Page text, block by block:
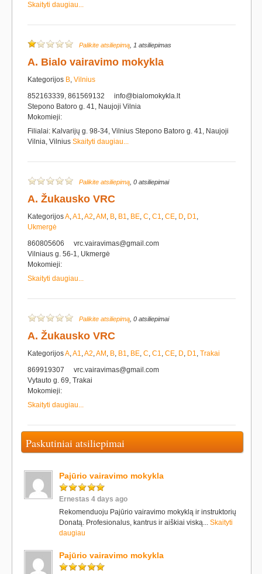
Skaityti daugiau...
Palikite atsiliepimą , 1 atsiliepimas
A. Bialo vairavimo mokykla
Kategorijos B, Vilnius
852163339, 861569132
info@bialomokykla.lt
Stepono Batoro g. 41, Naujoji Vilnia
Mokomieji:
Filialai: Kalvarijų g. 98-34, Vilnius Stepono Batoro g. 41, Naujoji
Vilnia, Vilnius Skaityti daugiau...
Palikite atsiliepimą , 0 atsiliepimai
A. Žukausko VRC
KategorijosA,A1,A2,AM , B, B1, BE, C, C1, CE, D, D1,
Ukmergė
860805606
vrc.vairavimas@gmail.com
Vilniaus g. 56-1, Ukmergė
Mokomieji:
Skaityti daugiau...
Palikite atsiliepimą , 0 atsiliepimai
A. Žukausko VRC
KategorijosA,A1,A2,AM , B, B1, BE, C, C1, CE, D, D1, Trakai
869919307
vrc.vairavimas@gmail.com
Vytauto g. 69, Trakai
Mokomieji:
Skaityti daugiau...
Paskutiniai atsiliepimai
Pajūrio vairavimo mokykla
Ernestas 4 days ago
Rekomenduoju Pajūrio vairavimo mokyklą ir instruktorių
Donatą. Profesionalus, kantrus ir aiškiai viską... Skaityti
daugiau
Pajūrio vairavimo mokykla